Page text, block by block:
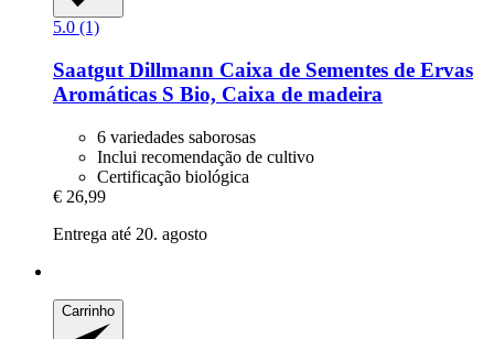
5.0 (1)
Saatgut Dillmann Caixa de Sementes de Ervas
Aromáticas S Bio, Caixa de madeira
6 variedades saborosas
Inclui recomendação de cultivo
Certificação biológica
€ 26,99
Entrega até 20. agosto
Carrinho